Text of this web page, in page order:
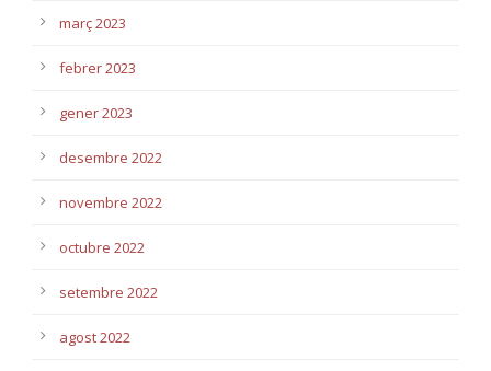
març 2023
febrer 2023
gener 2023
desembre 2022
novembre 2022
octubre 2022
setembre 2022
agost 2022